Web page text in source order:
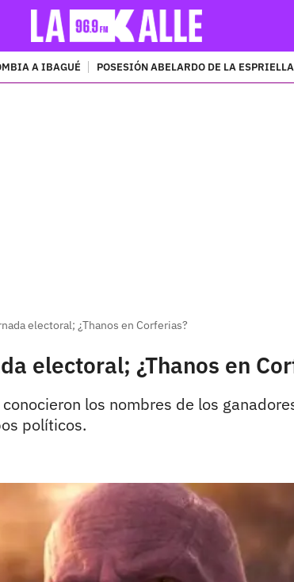
A IBAGUÉ POSESIÓN ABELARDO DE LA ESPRIELLA
electoral; ¿Thanos en Corferias?
electoral; ¿Thanos en
los nombres de los
políticos.